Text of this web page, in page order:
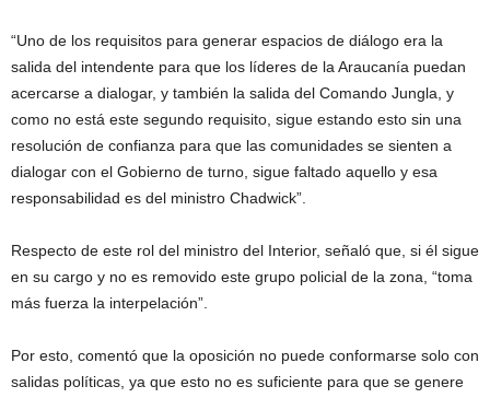
“Uno de los requisitos para generar espacios de diálogo era la
salida del intendente para que los líderes de la Araucanía puedan
acercarse a dialogar, y también la salida del Comando Jungla, y
como no está este segundo requisito, sigue estando esto sin una
resolución de confianza para que las comunidades se sienten a
dialogar con el Gobierno de turno, sigue faltado aquello y esa
responsabilidad es del ministro Chadwick”.
Respecto de este rol del ministro del Interior, señaló que, si él sigue
en su cargo y no es removido este grupo policial de la zona, “toma
más fuerza la interpelación”.
Por esto, comentó que la oposición no puede conformarse solo con
salidas políticas, ya que esto no es suficiente para que se genere